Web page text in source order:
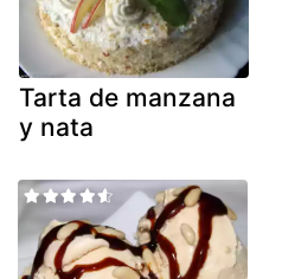
Tarta de manzana
y nata